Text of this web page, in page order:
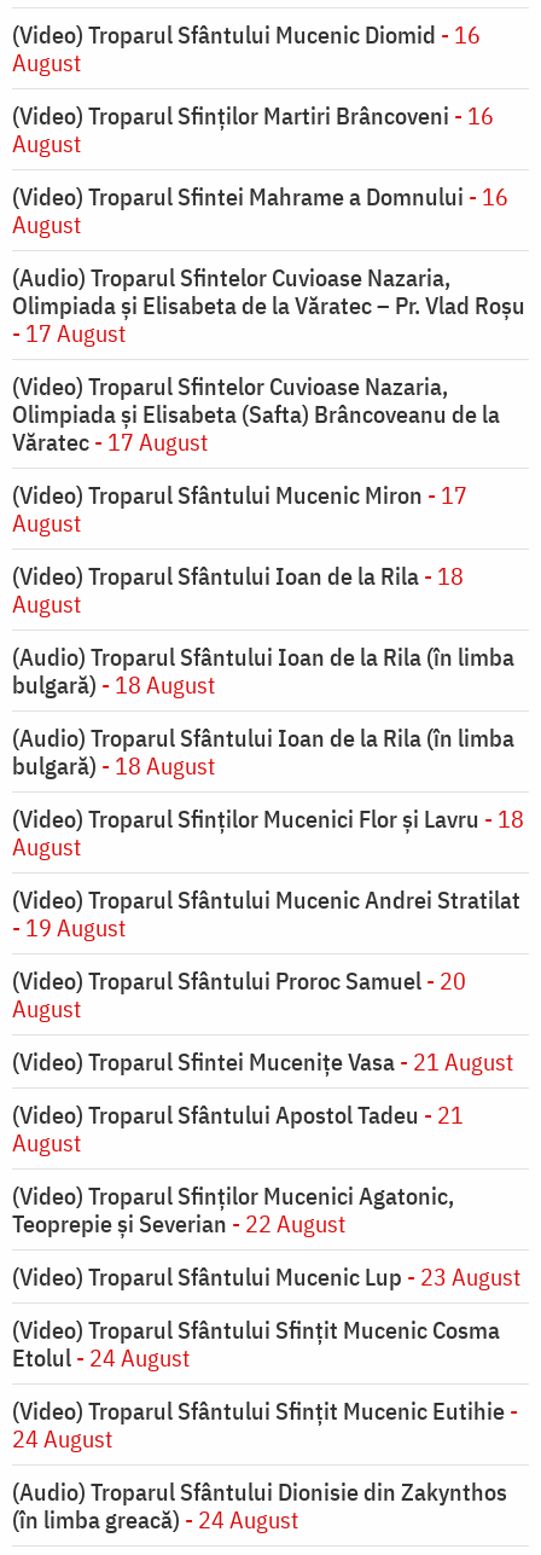
(Video) Troparul Sfântului Mucenic Diomid - 16
August
(Video) Troparul Sfinților Martiri Brâncoveni - 16
August
(Video) Troparul Sfintei Mahrame a Domnului - 16
August
(Audio) Troparul Sfintelor Cuvioase Nazaria,
Olimpiada și Elisabeta de la Văratec – Pr. Vlad Roșu
- 17 August
(Video) Troparul Sfintelor Cuvioase Nazaria,
Olimpiada și Elisabeta (Safta) Brâncoveanu de la
Văratec- 17 August
(Video) Troparul Sfântului Mucenic Miron - 17
August
(Video) Troparul Sfântului Ioan de la Rila- 18
August
(Audio) Troparul Sfântului Ioan de la Rila (în limba
bulgară) - 18 August
(Audio) Troparul Sfântului Ioan de la Rila (în limba
bulgară) - 18 August
(Video) Troparul Sfinților Mucenici Flor și Lavru - 18
August
(Video) Troparul Sfântului Mucenic Andrei Stratilat
- 19 August
(Video) Troparul Sfântului Proroc Samuel- 20
August
(Video) Troparul Sfintei Mucenițe Vasa- 21 August
(Video) Troparul Sfântului Apostol Tadeu - 21
August
(Video) Troparul Sfinților Mucenici Agatonic,
Teoprepie și Severian - 22 August
(Video) Troparul Sfântului Mucenic Lup - 23 August
(Video) Troparul Sfântului Sfințit Mucenic Cosma
Etolul- 24 August
(Video) Troparul Sfântului Sfințit Mucenic Eutihie-
24 August
(Audio) Troparul Sfântului Dionisie din Zakynthos
(în limba greacă) - 24 August